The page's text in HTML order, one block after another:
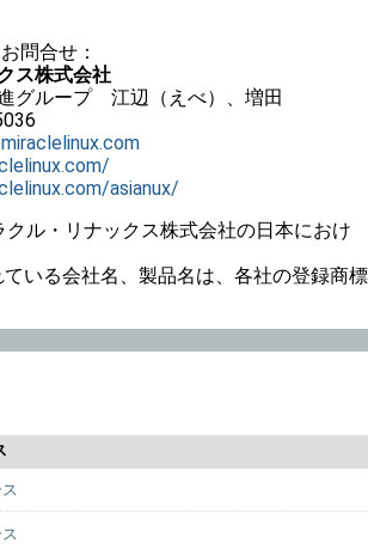
問合せ：
ス株式会社
グループ 江辺（えべ）、増田
asianux/
ル・リナックス株式会社の日本におけ
いる会社名、製品名は、各社の登録商標